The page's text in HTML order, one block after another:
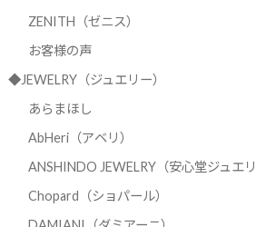
ZENITH（ゼニス）
お客様の声
◆JEWELRY（ジュエリー）
あらまほし
AbHeri（アベリ）
ANSHINDO JEWELRY（安心堂ジュエリ
Chopard（ショパール）